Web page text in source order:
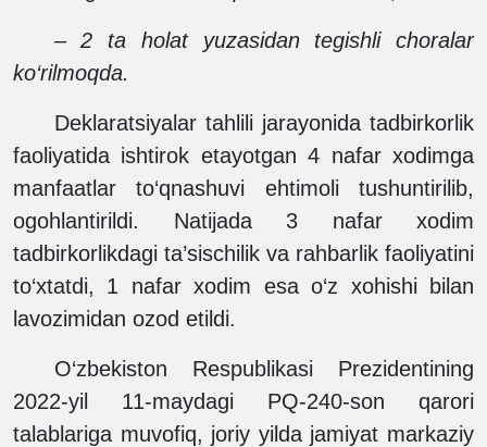
– 2 ta holat yuzasidan tegishli choralar
ko‘rilmoqda.
Deklaratsiyalar tahlili jarayonida tadbirkorlik
faoliyatida ishtirok etayotgan 4 nafar xodimga
manfaatlar to‘qnashuvi ehtimoli tushuntirilib,
ogohlantirildi. Natijada 3 nafar xodim
tadbirkorlikdagi ta’sischilik va rahbarlik faoliyatini
to‘xtatdi, 1 nafar xodim esa o‘z xohishi bilan
lavozimidan ozod etildi.
O‘zbekiston Respublikasi Prezidentining
2022-yil 11-maydagi PQ-240-son qarori
talablariga muvofiq, joriy yilda jamiyat markaziy